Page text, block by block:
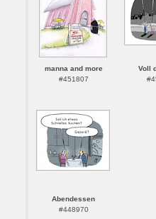
manna and more
#451807
Voll
Abendessen
#448970